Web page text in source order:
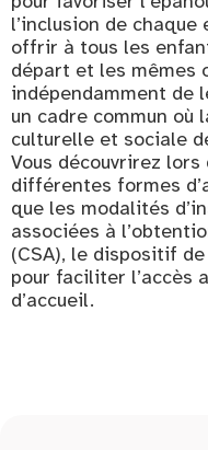
l’inclusion de
offrir à tous les
départ et les mêmes
indépendamment de
un cadre commun
culturelle et sociale
Vous découvrirez
différentes formes
que les modalités
associées à
(CSA), le dispositif
pour faciliter l’accès
d’accueil.